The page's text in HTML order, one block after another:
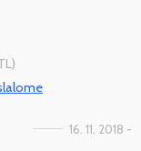
16. 11. 2018 -